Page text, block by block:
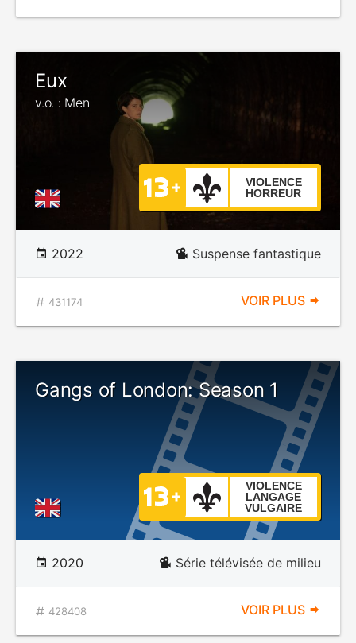
Eux
v.o. : Men
VIOLENCE
HORREUR
2022 Suspense fantastique
431174 VOIR PLUS
Gangs of London: Season 1
VIOLENCE
LANGAGE
VULGAIRE
2020 Série télévisée de milieu
428408 VOIR PLUS